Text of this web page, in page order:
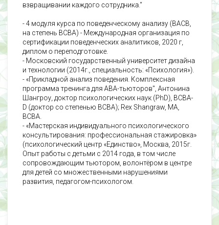
взвращивании каждого сотрудника."
- 4 модуля курса по поведенческому анализу (BACB,
на степень BCBA) - Международная организация по
сертификации поведенческих аналитиков, 2020 г,
диплом о переподготовке.
- Московский государственный университет дизайна
и технологии (2014г., специальность: «Психология»).
- «Прикладной анализ поведения. Комплексная
программа тренинга для АВА-тьюторов", Антонина
Шангроу, доктор психологических наук (PhD), BCBA-
D (доктор со степенью BCBA); Rex Shangraw, MA,
BCBA.
- «Мастерская индивидуального психологического
консультирования: профессиональная стажировка»
(психологический центр «Единство», Москва, 2015г.
Опыт работы с детьми с 2014 года, в том числе
сопровождающим тьютором, волонтёром в центре
для детей со множественными нарушениями
развития, педагогом-психологом.